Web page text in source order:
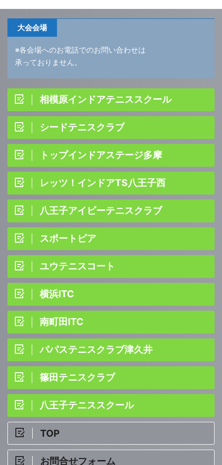
大会会場
※各会場へのお電話でのお問い合わせは
承っておりません。
相模原インドアテニススクール
シードテニスクラブ
トップインドアステージ多摩
レッツ！インドアTS八王子西
八王子アイビーテニスクラブ
スポートピア
ユウテニスコート
横浜ITC
南町田ITC
パパステニスクラブ津久井
篠田テニスクラブ
八王子テニススクール
TOP
お問合せフォーム